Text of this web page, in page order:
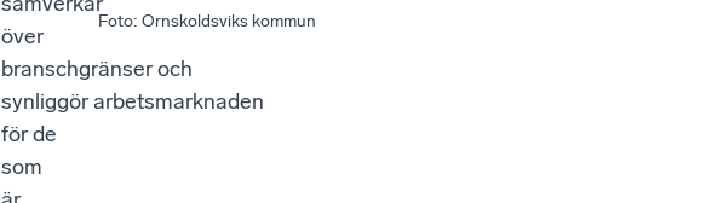
över
branschgränser och
synliggör arbetsmarknaden
för de
som
Foto: Ornskoldsviks kommun